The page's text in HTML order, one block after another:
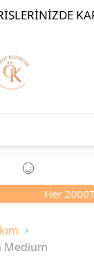
Her
Medium